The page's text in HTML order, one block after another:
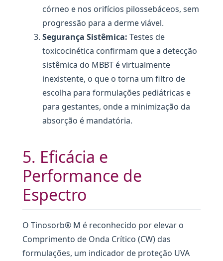
córneo e nos orifícios pilossebáceos, sem
progressão para a derme viável.
Segurança Sistêmica: Testes de
toxicocinética confirmam que a detecção
sistêmica do MBBT é virtualmente
inexistente, o que o torna um filtro de
escolha para formulações pediátricas e
para gestantes, onde a minimização da
absorção é mandatória.
5. Eficácia e
Performance de
Espectro
O Tinosorb® M é reconhecido por elevar o
Comprimento de Onda Crítico (CW) das
formulações, um indicador de proteção UVA